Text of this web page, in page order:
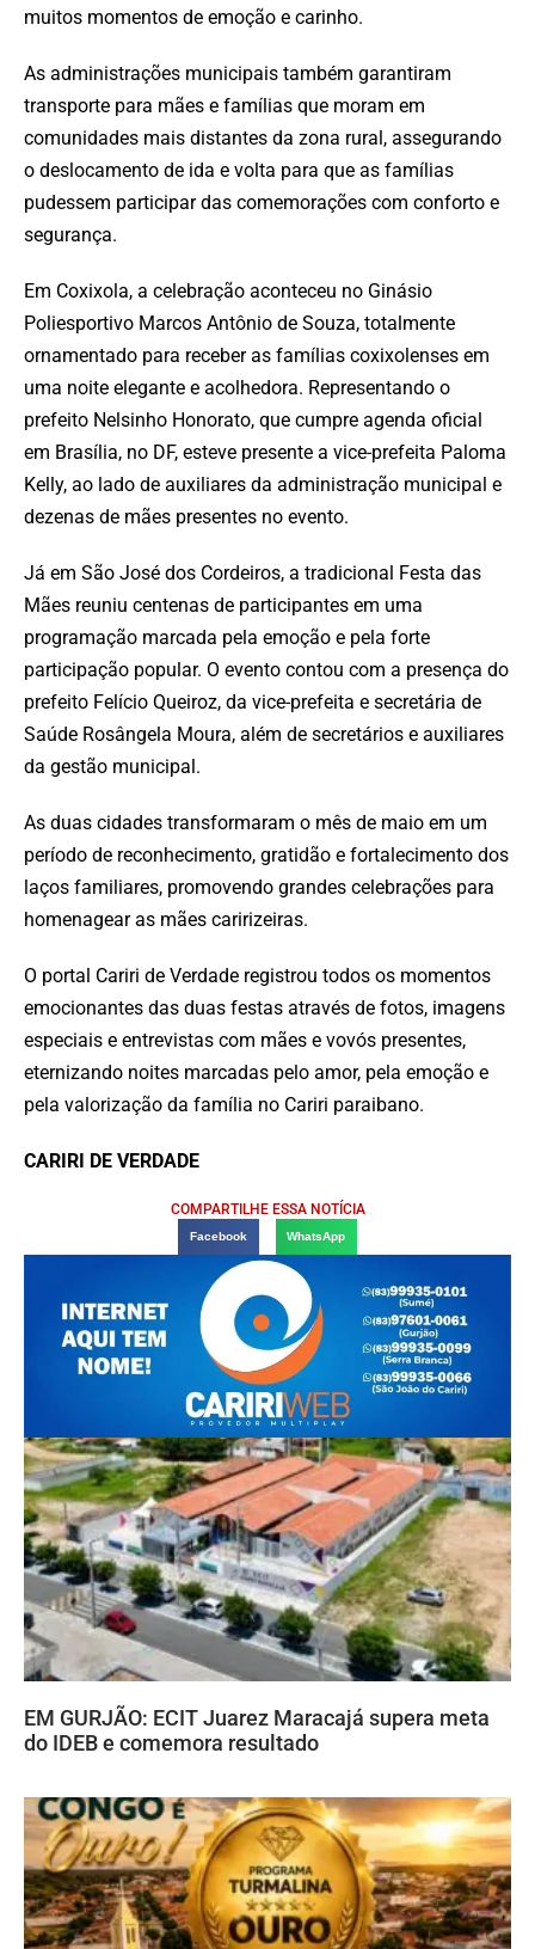
muitos momentos de emoção e carinho.
As administrações municipais também garantiram
transporte para mães e famílias que moram em
comunidades mais distantes da zona rural, assegurando
o deslocamento de ida e volta para que as famílias
pudessem participar das comemorações com conforto e
segurança.
Em Coxixola, a celebração aconteceu no Ginásio
Poliesportivo Marcos Antônio de Souza, totalmente
ornamentado para receber as famílias coxixolenses em
uma noite elegante e acolhedora. Representando o
prefeito Nelsinho Honorato, que cumpre agenda oficial
em Brasília, no DF, esteve presente a vice-prefeita Paloma
Kelly, ao lado de auxiliares da administração municipal e
dezenas de mães presentes no evento.
Já em São José dos Cordeiros, a tradicional Festa das
Mães reuniu centenas de participantes em uma
programação marcada pela emoção e pela forte
participação popular. O evento contou com a presença do
prefeito Felício Queiroz, da vice-prefeita e secretária de
Saúde Rosângela Moura, além de secretários e auxiliares
da gestão municipal.
As duas cidades transformaram o mês de maio em um
período de reconhecimento, gratidão e fortalecimento dos
laços familiares, promovendo grandes celebrações para
homenagear as mães caririzeiras.
O portal Cariri de Verdade registrou todos os momentos
emocionantes das duas festas através de fotos, imagens
especiais e entrevistas com mães e vovós presentes,
eternizando noites marcadas pelo amor, pela emoção e
pela valorização da família no Cariri paraibano.
CARIRI DE VERDADE
COMPARTILHE ESSA NOTÍCIA
Facebook WhatsApp
EM GURJÃO: ECIT Juarez Maracajá supera meta
do IDEB e comemora resultado